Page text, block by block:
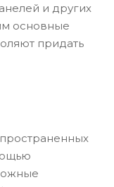
и других
основные
придать